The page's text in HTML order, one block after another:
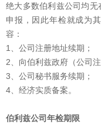
绝大多数伯利兹公司均
申报，因此年检就成为
容：
1、公司注册地址续期；
2、向伯利兹政府（公司
3、公司秘书服务续期；
4、经济实质备案。
伯利兹公司年检期限